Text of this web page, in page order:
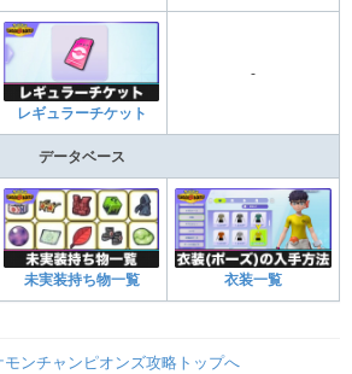
レギュラーチケット
-
データベース
未実装持ち物一覧 衣装一覧
モンチャンピオンズ攻略トップへ